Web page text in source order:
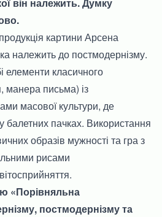
картини Арсена
належить до постмодернізму.
елементи класичного
манера письма) із
масової культури, де
балетних пачках. Використання
образів мужності та гра з
рисами
«Порівняльна
постмодернізму та